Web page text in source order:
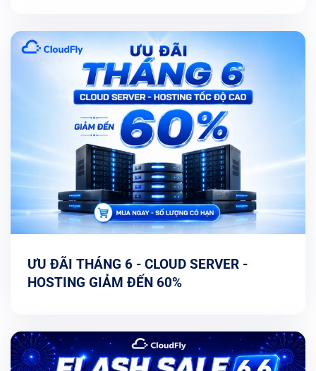
ƯU ĐÃI THÁNG 6 - CLOUD SERVER -
HOSTING GIẢM ĐẾN 60%